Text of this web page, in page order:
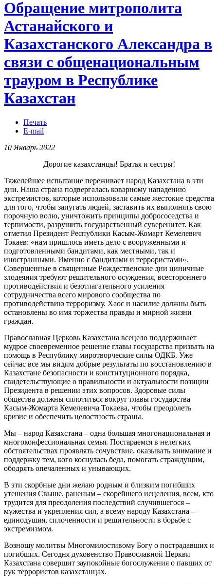
Обращение митрополита
Астанайского и
Казахстанского Александра в
связи с общенациональным
трауром в Республике
Казахстан
Печать
E-mail
10 Январь 2022
Дорогие казахстанцы! Братья и сестры!
Тяжелейшее испытание переживает народ Казахстана в эти
дни. Наша страна подвергалась коварному нападению
экстремистов, которые использовали самые жестокие средства
для того, чтобы запугать людей, заставить их выполнять свою
порочную волю, уничтожить принципы добрососедства и
терпимости, разрушить государственный суверенитет. Как
отметил Президент Республики Касым-Жомарт Кемелевич
Токаев: «нам пришлось иметь дело с вооруженными и
подготовленными бандитами, как местными, так и
иностранными. Именно с бандитами и террористами».
Совершенные в священные Рождественские дни циничные
злодеяния требуют решительного осуждения, всестороннего
противодействия и безотлагательного усиления
сотрудничества всего мирового сообщества по
противодействию терроризму. Хаос и насилие должны быть
остановлены во имя торжества правды и мирной жизни
граждан.
Православная Церковь Казахстана всецело поддерживает
мудрое своевременное решение главы государства призвать на
помощь в Республику миротворческие силы ОДКБ. Уже
сейчас все мы видим добрые результаты по восстановлению в
Казахстане безопасности и конституционного порядка,
свидетельствующие о правильности и актуальности позиции
Президента в решении этих вопросов. Здоровые силы
общества должны сплотиться вокруг главы государства
Касым-Жомарта Кемелевича Токаева, чтобы преодолеть
кризис и обеспечить целостность страны.
Мы – народ Казахстана – одна большая многонациональная и
многоконфессиональная семья. Постараемся в нелегких
обстоятельствах проявлять сочувствие, оказывать внимание и
поддержку тем, кого коснулась беда, помогать страждущим,
ободрять опечаленных и унывающих.
В эти скорбные дни желаю родным и близким погибших
утешения Свыше, раненым – скорейшего исцеления, всем, кто
трудится для преодоления последствий случившегося –
мужества и укрепления сил, а всему народу Казахстана –
единодушия, сплоченности и решительности в борьбе с
экстремизмом.
Возношу молитвы Многомилостивому Богу о пострадавших и
погибших. Сегодня духовенство Православной Церкви
Казахстана совершит заупокойные богослужения о павших от
рук террористов казахстанцах.